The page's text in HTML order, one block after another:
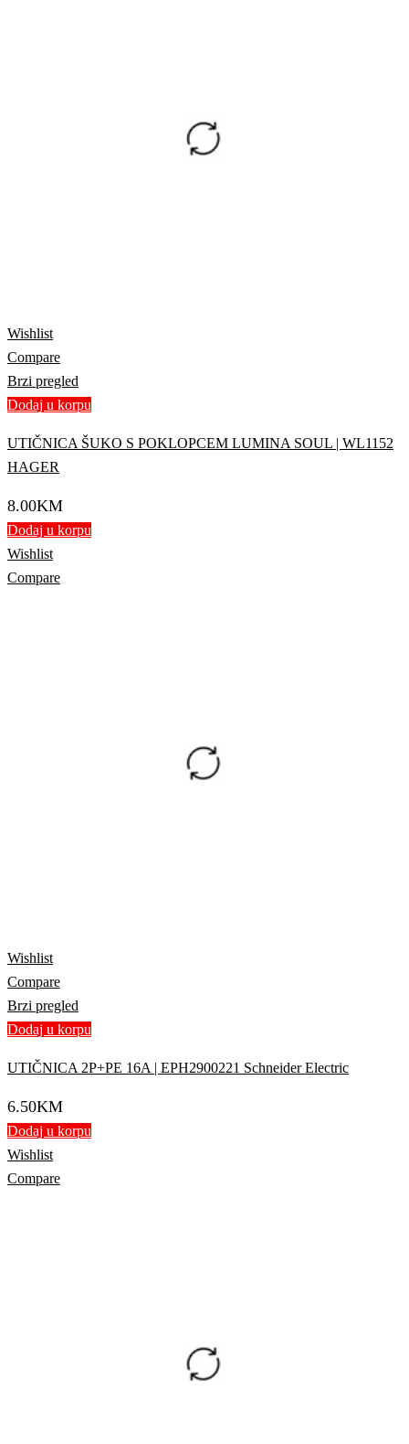
Wishlist
Compare
Brzi pregled
Dodaj u korpu
UTIČNICA ŠUKO S POKLOPCEM LUMINA SOUL | WL1152
HAGER
8.00KM
Dodaj u korpu
Wishlist
Compare
Wishlist
Compare
Brzi pregled
Dodaj u korpu
UTIČNICA 2P+PE 16A | EPH2900221 Schneider Electric
6.50KM
Dodaj u korpu
Wishlist
Compare